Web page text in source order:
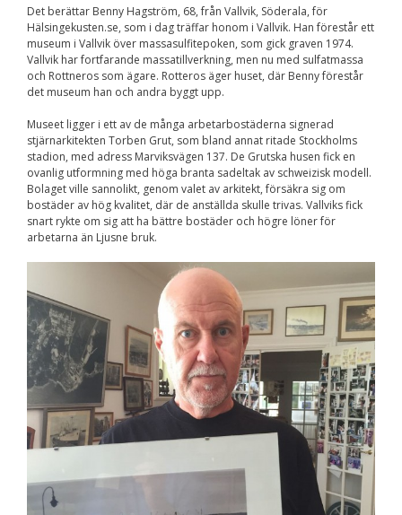
Det berättar Benny Hagström, 68, från Vallvik, Söderala, för
Hälsingekusten.se, som i dag träffar honom i Vallvik. Han förestår ett
museum i Vallvik över massasulfitepoken, som gick graven 1974.
Vallvik har fortfarande massatillverkning, men nu med sulfatmassa
och Rottneros som ägare. Rotteros äger huset, där Benny förestår
det museum han och andra byggt upp.
Museet ligger i ett av de många arbetarbostäderna signerad
stjärnarkitekten Torben Grut, som bland annat ritade Stockholms
stadion, med adress Marviksvägen 137. De Grutska husen fick en
ovanlig utformning med höga branta sadeltak av schweizisk modell.
Bolaget ville sannolikt, genom valet av arkitekt, försäkra sig om
bostäder av hög kvalitet, där de anställda skulle trivas. Vallviks fick
snart rykte om sig att ha bättre bostäder och högre löner för
arbetarna än Ljusne bruk.
hemsidan över
huvud taget
ska fungera.
kunna
förbättra
hemsidans
funktionalitet
och
uppbyggnad,
baserat på
används.
Upplevelse
För att vår
hemsida ska
prestera så bra
som möjligt
under ditt
besök. Om du
nekar de här
kommer viss
funktionalitet
att försvinna